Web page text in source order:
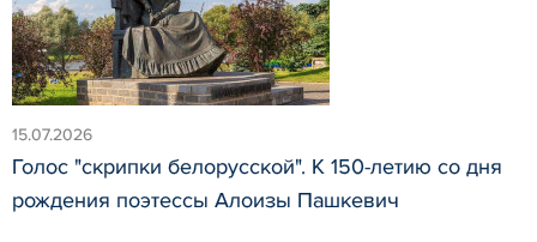
15.07.2026
Голос "скрипки белорусской". К 150-летию со дня
рождения поэтессы Алоизы Пашкевич